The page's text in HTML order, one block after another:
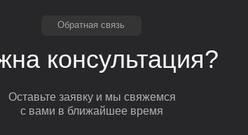
консультация?
Обратная связь
Оставьте заявку и мы свяжемся
с вами в ближайшее время